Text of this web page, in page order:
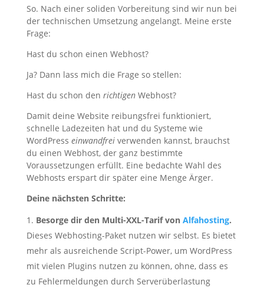
So. Nach einer soliden Vorbereitung sind wir nun bei
der technischen Umsetzung angelangt. Meine erste
Frage:
Hast du schon einen Webhost?
Ja? Dann lass mich die Frage so stellen:
Hast du schon den richtigenWebhost?
Damit deine Website reibungsfrei funktioniert,
schnelle Ladezeiten hat und du Systeme wie
WordPress einwandfreiverwenden kannst, brauchst
du einen Webhost, der ganz bestimmte
Voraussetzungen erfüllt. Eine bedachte Wahl des
Webhosts erspart dir später eine Menge Ärger.
Deine nächsten Schritte:
Besorge dir den Multi-XXL-Tarif von Alfahosting.
Dieses Webhosting-Paket nutzen wir selbst. Es bietet
mehr als ausreichende Script-Power, um WordPress
mit vielen Plugins nutzen zu können, ohne, dass es
zu Fehlermeldungen durch Serverüberlastung